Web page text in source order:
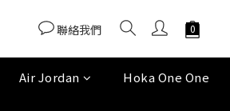
聯絡我們
Air Jordan Hoka One One